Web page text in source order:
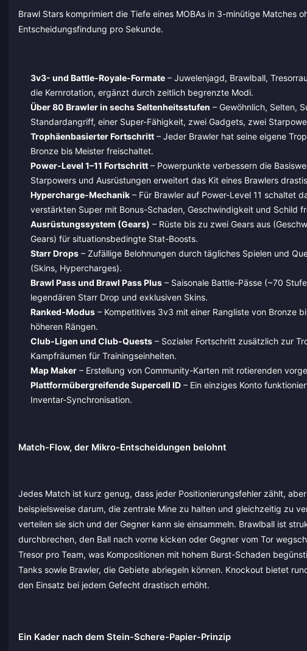
Brawl Stars komprimiert die Tiefe eines MOBAs in 3-minütige Matches
Entscheidungsfindung pro Sekunde.
3v3- und Battle-Royale-Formate– Juwelenjagd, Brawlball,
die Kernrotation, ergänzt durch zeitlich begrenzte Modi.
Über 80 Brawler in sechs Seltenheitsstufen – Gewöhnlich, Selten,
Standardangriff, einer Super-Fähigkeit, zwei Gadgets, zwei
Trophäenbasierter Fortschritt– Jeder Brawler hat seine eigene
Bronze bis Meister freischaltet.
Power-Level 1–11 Fortschritt– Powerpunkte verbessern die
Starpowers und Ausrüstungen erweitert das Kit eines Brawlers
Hypercharge-Mechanik– Für Brawler auf Power-Level 11 schaltet
verstärkten Super mit Bonus-Schaden, Geschwindigkeit und Schild
Ausrüstungssystem (Gears) – Rüste bis zu zwei Gears aus
Gears) für situationsbedingte Stat-Boosts.
Starr Drops– Zufällige Belohnungen durch tägliches Spielen und
(Skins, Hypercharges).
Brawl Pass und Brawl Pass Plus– Saisonale Battle-Pässe (~70
legendären Starr Drop und exklusiven Skins.
Ranked-Modus– Kompetitives 3v3 mit einer Rangliste von Bronze
höheren Rängen.
Club-Ligen und Club-Quests– Sozialer Fortschritt zusätzlich zur
Kampfräumen für Trainingseinheiten.
Map Maker– Erstellung von Community-Karten mit rotierenden
Plattformübergreifende Supercell ID– Ein einziges Konto
Inventar-Synchronisation.
Match-Flow, der Mikro-Entscheidungen belohnt
Jedes Match ist kurz genug, dass jeder Positionierungsfehler zählt,
beispielsweise darum, die zentrale Mine zu halten und gleichzeitig zu
verteilen sie sich und der Gegner kann sie einsammeln. Brawlball ist
durchbrechen, den Ball nach vorne kicken oder Gegner vom Tor
Tresor pro Team, was Kompositionen mit hohem Burst-Schaden
Tanks sowie Brawler, die Gebiete abriegeln können. Knockout bietet
den Einsatz bei jedem Gefecht drastisch erhöht.
Ein Kader nach dem Stein-Schere-Papier-Prinzip